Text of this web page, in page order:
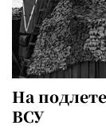
На
ВСУ